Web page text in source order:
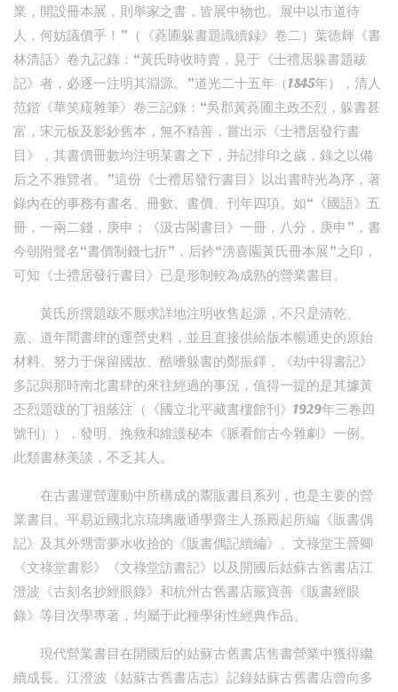
業，開設冊本展，則舉家之書，皆展中物也。展中以市道待
人，何妨議價乎！”（《蕘圃躲書題識續録》卷二）葉德輝《書
林清話》卷九記錄：“黃氏時收時賣，見于《士禮居躲書題跋
記》者，必逐一注明其淵源。”道光二十五年（1845年），清人
范鍇《華笑庼雜筆》卷三記錄：“吳郡黃蕘圃主政丕烈，躲書甚
富，宋元板及影鈔舊本，無不精善，嘗出示《士禮居發行書
目》，其書價冊數均注明某書之下，并記排印之歲，錄之以備
后之不雅覽者。”這份《士禮居發行書目》以出書時光為序，著
錄內在的事務有書名、冊數、書價、刊年四項。如“《國語》五
冊，一兩二錢，庚申；《汲古閣書目》一冊，八分，庚申”，書
今朝附聲名“書價制錢七折”，后鈐“滂喜園黃氏冊本展”之印，
可知《士禮居發行書目》已是形制較為成熟的營業書目。
黃氏所撰題跋不厭求詳地注明收售起源，不只是清乾、
嘉、道年間書肆的運營史料，並且直接供給版本暢通史的原始
材料。努力于保留國故、酷嗜躲書的鄭振鐸，《劫中得書記》
多記與那時南北書肆的來往經過的事況，值得一提的是其據黃
丕烈題跋的丁祖蔭注（《國立北平藏書樓館刊》1929年三卷四
號刊）），發明、挽救和維護秘本《脈看館古今雜劇》一例。
此類書林美談，不乏其人。
在古書運營運動中所構成的鬻販書目系列，也是主要的營
業書目。平易近國北京琉璃廠通學齋主人孫殿起所編《販書偶
記》及其外甥雷夢水收拾的《販書偶記續編》、文祿堂王晉卿
《文祿堂書影》《文祿堂訪書記》以及開國后姑蘇古舊書店江
澄波《古刻名抄經眼錄》和杭州古舊書店嚴寶善《販書經眼
錄》等目次學專著，均屬于此種學術性經典作品。
現代營業書目在開國后的姑蘇古舊書店售書營業中獲得繼
續成長。江澄波《姑蘇古舊書店志》記錄姑蘇古舊書店曾向多